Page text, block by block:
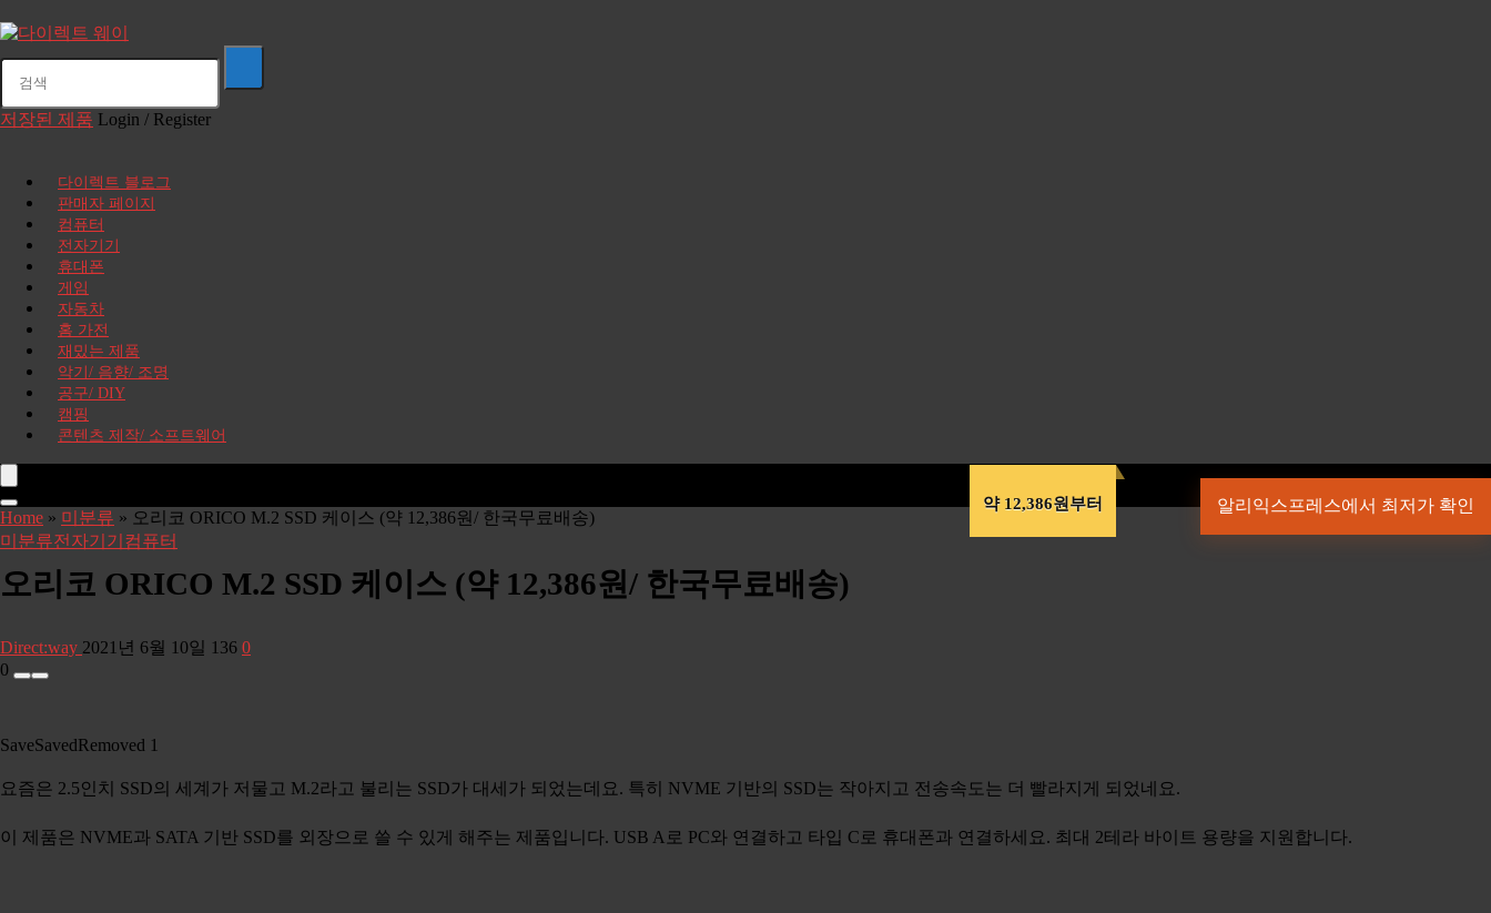
저장된 제품 Login / Register
다이렉트 블로그
판매자 페이지
컴퓨터
전자기기
휴대폰
게임
자동차
홈 가전
재밌는 제품
악기/ 음향/ 조명
공구/ DIY
캠핑
콘텐츠 제작/ 소프트웨어
약 12,386원부터 알리익스프레스에서 최저가 확인
Home » 미분류 » 오리코 ORICO M.2 SSD 케이스 (약 12,386원/ 한국무료배송)
미분류전자기기 컴퓨터
오리코 ORICO M.2 SSD 케이스 (약 12,386원/ 한국무료배송)
Direct:way 2021년 6월 10일 136 0
0
SaveSavedRemoved 1
요즘은 2.5인치 SSD의 세계가 저물고 M.2라고 불리는 SSD가 대세가 되었는데요. 특히 NVME 기반의 SSD는 작아지고 전송속도는 더 빨라지게 되었네요.
이 제품은 NVME과 SATA 기반 SSD를 외장으로 쓸 수 있게 해주는 제품입니다. USB A로 PC와 연결하고 타입 C로 휴대폰과 연결하세요. 최대 2테라 바이트 용량을 지원합니다.